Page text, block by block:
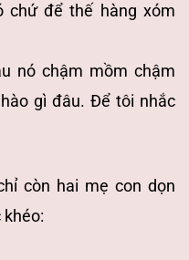
chứ để thế hàng xóm
nó chậm mồm chậm
gì đâu. Để tôi nhắc
còn hai mẹ con dọn
khéo: